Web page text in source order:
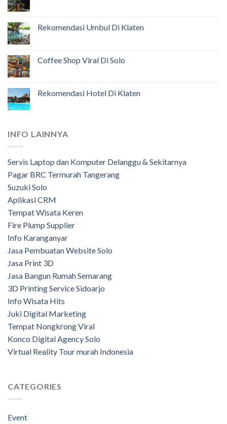
Rekomendasi Umbul Di Klaten
Coffee Shop Viral Di Solo
Rekomendasi Hotel Di Klaten
INFO LAINNYA
Servis Laptop dan Komputer Delanggu & Sekitarnya
Pagar BRC Termurah Tangerang
Suzuki Solo
Aplikasi CRM
Tempat Wisata Keren
Fire Plump Supplier
Info Karanganyar
Jasa Pembuatan Website Solo
Jasa Print 3D
Jasa Bangun Rumah Semarang
3D Printing Service Sidoarjo
Info Wisata Hits
Juki Digital Marketing
Tempat Nongkrong Viral
Konco Digital Agency Solo
Virtual Reality Tour murah Indonesia
CATEGORIES
Event